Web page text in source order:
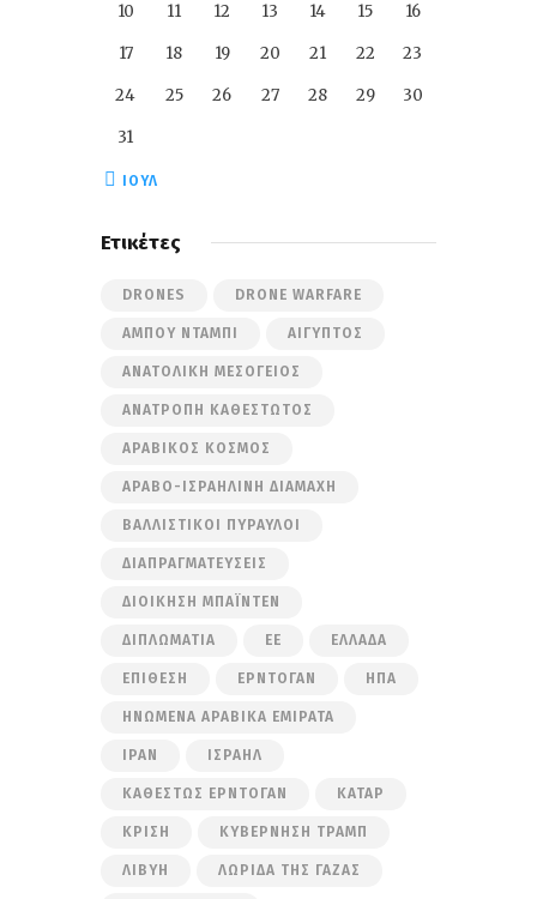
10 11 12 13 14 15 16
17 18 19 20 21 22 23
24 25 26 27 28 29 30
31
« ΙΟΎΛ
Ετικέτες
DRONES DRONE WARFARE
ΆΜΠΟΥ ΝΤΆΜΠΙ ΑΊΓΥΠΤΟΣ
ΑΝΑΤΟΛΙΚΉ ΜΕΣΌΓΕΙΟΣ
ΑΝΑΤΡΟΠΉ ΚΑΘΕΣΤΏΤΟΣ
ΑΡΑΒΙΚΌΣ ΚΌΣΜΟΣ
ΑΡΑΒΟ-ΙΣΡΑΗΛΙΝΉ ΔΙΑΜΆΧΗ
ΒΑΛΛΙΣΤΙΚΟΊ ΠΎΡΑΥΛΟΙ
ΔΙΑΠΡΑΓΜΑΤΕΎΣΕΙΣ
ΔΙΟΊΚΗΣΗ ΜΠΆΙΝΤΕΝ
ΔΙΠΛΩΜΑΤΊΑ ΕΕ ΕΛΛΆΔΑ
ΕΠΊΘΕΣΗ ΕΡΝΤΟΓΆΝ ΗΠΑ
ΗΝΩΜΈΝΑ ΑΡΑΒΙΚΆ ΕΜΙΡΆΤΑ
ΙΡΆΝ ΙΣΡΑΉΛ
ΚΑΘΕΣΤΏΣ ΕΡΝΤΟΓΆΝ ΚΑΤΆΡ
ΚΡΊΣΗ ΚΥΒΈΡΝΗΣΗ ΤΡΑΜΠ
ΛΙΒΎΗ ΛΩΡΊΔΑ ΤΗΣ ΓΆΖΑΣ